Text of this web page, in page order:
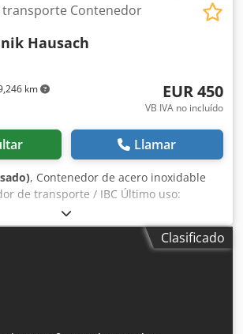
km
Contenedor
Hausach
EUR 450
VB IVA no incluído
Llamar
, Contenedor de acero inoxidable
de transporte / IBC Último uso:
Tanque limpiado y con certificación
de mercancías peligrosas hasta 10/22
10495 Volumen: 500 litros Tipo:Clasificado